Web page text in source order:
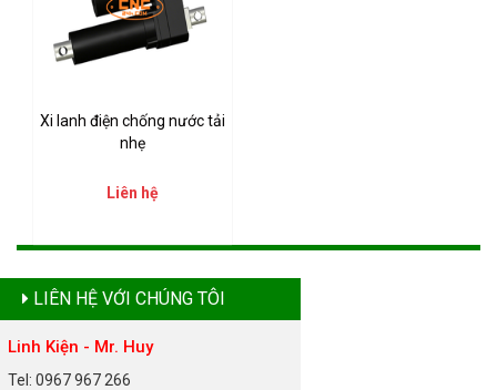
Xi lanh điện chống nước tải
nhẹ
Liên hệ
LIÊN HỆ VỚI CHÚNG TÔI
Linh Kiện - Mr. Huy
Tel: 0967 967 266